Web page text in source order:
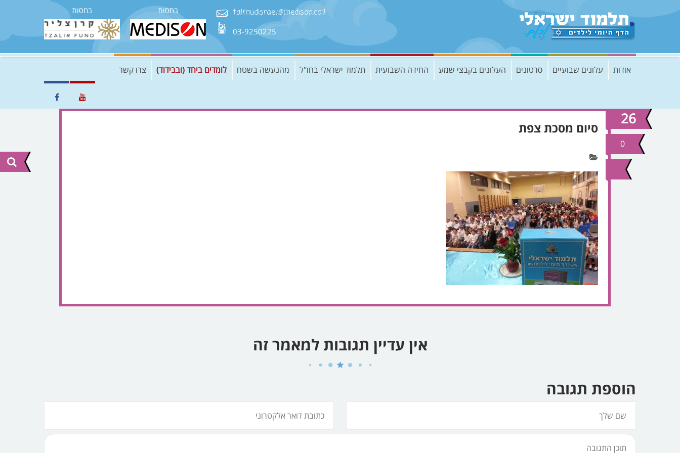
בחסות בחסות talmudisraeli@medison.co.il
03-9250225
אודות עלונים שבועיים סרטונים העלונים בקבצי שמע החידה השבועית תלמוד ישראלי בחו"ל מהנעשה בשטח לומדים ביחד (ובבידוד) צרו קשר
26
נוב
2020
0
סיום מסכת צפת
אין עדיין תגובות למאמר זה
הוספת תגובה